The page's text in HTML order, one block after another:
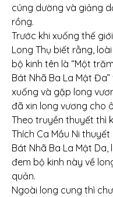
cúng dường và giảng
rồng.
Trước khi xuống thế
Long Thụ biết rằng,
bộ kinh tên là “Một
Bát Nhã Ba La Mật Đa”
xuống và gặp long
đã xin long vương cho
Theo truyền thuyết thì
Thích Ca Mầu Ni thuyết
Bát Nhã Ba La Mật Da,
đem bộ kinh này về
quản.
Ngoài long cung thì